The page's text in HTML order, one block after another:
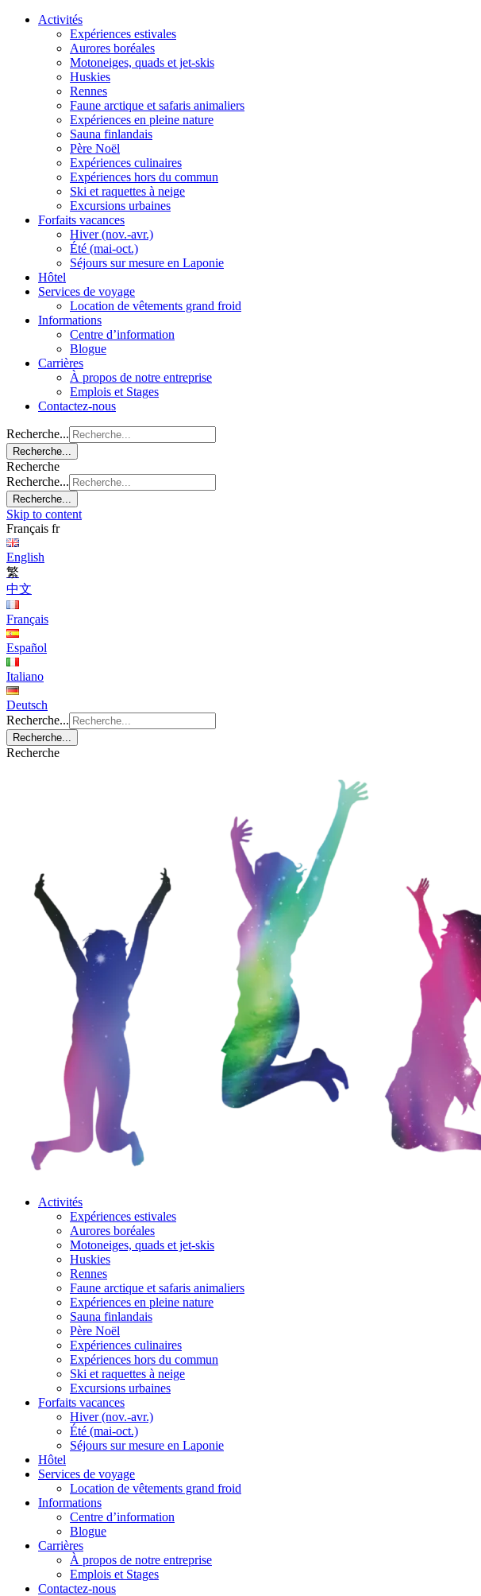
Activités
Expériences estivales
Aurores boréales
Motoneiges, quads et jet-skis
Huskies
Rennes
Faune arctique et safaris animaliers
Expériences en pleine nature
Sauna finlandais
Père Noël
Expériences culinaires
Expériences hors du commun
Ski et raquettes à neige
Excursions urbaines
Forfaits vacances
Hiver (nov.-avr.)
Été (mai-oct.)
Séjours sur mesure en Laponie
Hôtel
Services de voyage
Location de vêtements grand froid
Informations
Centre d’information
Blogue
Carrières
À propos de notre entreprise
Emplois et Stages
Contactez-nous
Recherche...
Recherche...
Recherche
Recherche...
Recherche...
Skip to content
Français fr
English
繁
中文
Français
Español
Italiano
Deutsch
Recherche...
Recherche...
Recherche
Activités
Expériences estivales
Aurores boréales
Motoneiges, quads et jet-skis
Huskies
Rennes
Faune arctique et safaris animaliers
Expériences en pleine nature
Sauna finlandais
Père Noël
Expériences culinaires
Expériences hors du commun
Ski et raquettes à neige
Excursions urbaines
Forfaits vacances
Hiver (nov.-avr.)
Été (mai-oct.)
Séjours sur mesure en Laponie
Hôtel
Services de voyage
Location de vêtements grand froid
Informations
Centre d’information
Blogue
Carrières
À propos de notre entreprise
Emplois et Stages
Contactez-nous